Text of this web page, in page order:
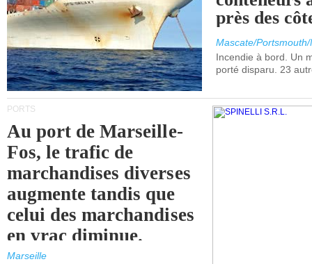
près des
Mascate/
Incendie à bord. Un
porté disparu. 23
PORTS
Au port de Marseille-
Fos, le trafic de
marchandises diverses
augmente tandis que
celui des marchandises
en vrac diminue.
Marseille